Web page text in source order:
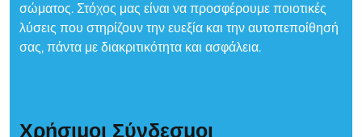
σώματος. Στόχος μας είναι να προσφέρουμε ποιοτικές
λύσεις που στηρίζουν την ευεξία και την αυτοπεποίθησή
σας, πάντα με διακριτικότητα και ασφάλεια.
Χρήσιμοι Σύνδεσμοι